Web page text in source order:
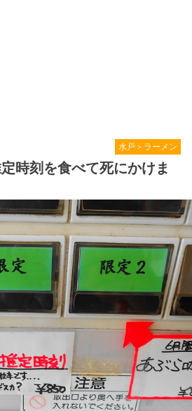
水戸＞ラーメン
時刻を食べて死にかけま